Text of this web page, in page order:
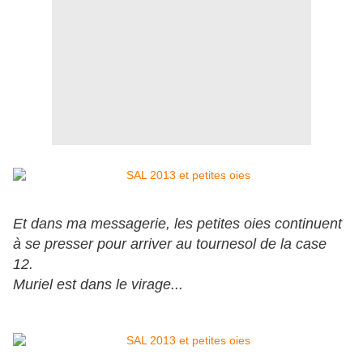
Et dans ma messagerie, les petites oies continuent
à se presser pour arriver au tournesol de la case
12.
Muriel est dans le virage...